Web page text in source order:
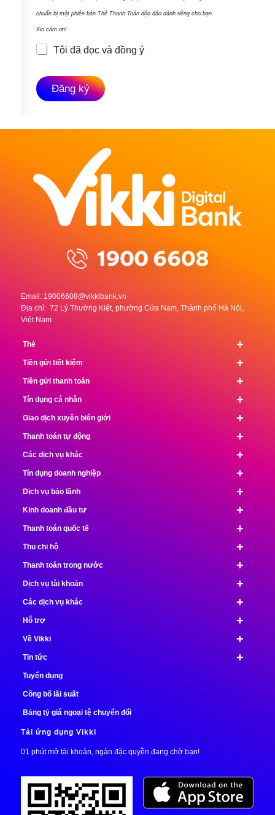
o
ả
n
V
k
k
M
chuẩn bị một phiên bản Thẻ Thanh Toán độc đáo dành riêng cho bạn.
Xin cảm ơn!
T
C
Tôi đã đọc và đồng ý
Đăng ký
Email: 19006608@vikkibank.vn
Địa chỉ: 72 Lý Thường Kiệt, phường Cửa Nam, Thành phố Hà Nội,
Việt Nam
+
Thẻ
+
Tiền gửi tiết kiệm
+
Tiền gửi thanh toán
+
Tín dụng cá nhân
+
Giao dịch xuyên biên giới
+
Thanh toán tự động
+
Các dịch vụ khác
+
Tín dụng doanh nghiệp
+
Dịch vụ bảo lãnh
+
Kinh doanh đầu tư
+
Thanh toán quốc tế
+
Thu chi hộ
+
Thanh toán trong nước
+
Dịch vụ tài khoản
+
Các dịch vụ khác
+
Hỗ trợ
+
Về Vikki
+
Tin tức
Tuyển dụng
Công bố lãi suất
Bảng tỷ giá ngoại tệ chuyển đổi
Tải ứng dụng Vikki
01 phút mở tài khoản, ngàn đặc quyền đang chờ bạn!